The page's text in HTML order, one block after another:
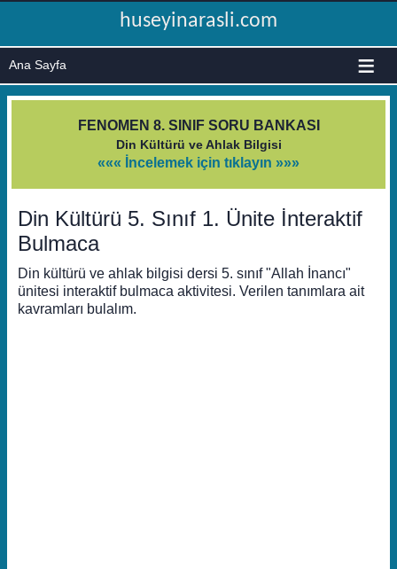
huseyinarasli.com
≡
FENOMEN 8. SINIF SORU BANKASI
Din Kültürü ve Ahlak Bilgisi
««« İncelemek için tıklayın »»»
Din Kültürü 5. Sınıf 1. Ünite İnteraktif
Bulmaca
Din kültürü ve ahlak bilgisi dersi 5. sınıf "Allah İnancı"
ünitesi interaktif bulmaca aktivitesi. Verilen tanımlara ait
kavramları bulalım.